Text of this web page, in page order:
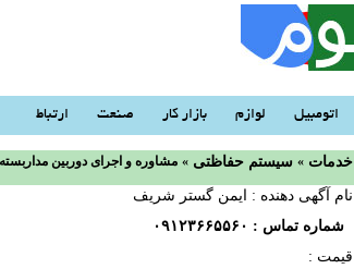
اتومبیل لوازم بازار کار صنعت ارتباط
خدمات « سیستم حفاظتی « مشاوره و اجرای دوربین
نام آگهی دهنده : ایمن گستر شریف
شماره تماس : ۰۹۱۲۳۶۶۵۵۶۰
قیمت :